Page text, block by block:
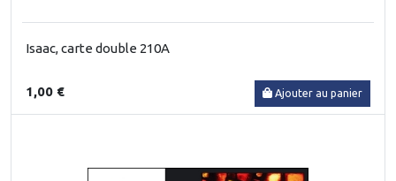
Isaac, carte double 210A
1,00 € Ajouter au panier